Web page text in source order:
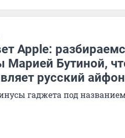
Apple:
Марией Бутиной,
русский айфон
гаджета под названием